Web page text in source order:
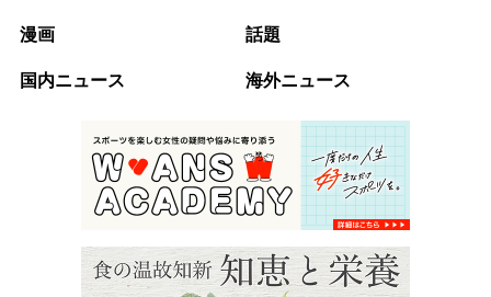
漫画 話題
国内ニュース 海外ニュース